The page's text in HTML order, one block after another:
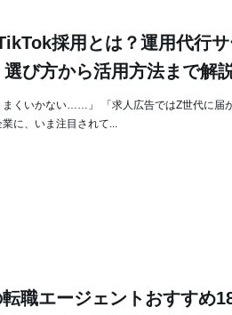
採用とは？運用代行
び方から活用方法まで解
まくいかない……」 「求人広告ではZ世代に届
に、いま注目されて...
職エージェントおすすめ